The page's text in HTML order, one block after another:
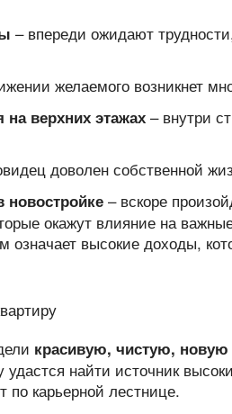
– впереди ожидают
желаемого возникнет
верхних этажах – внутри
доволен собственной
– вскоре
окажут влияние на
означает высокие доходы,
красивую, чистую, новую
найти источник
по карьерной лестнице.